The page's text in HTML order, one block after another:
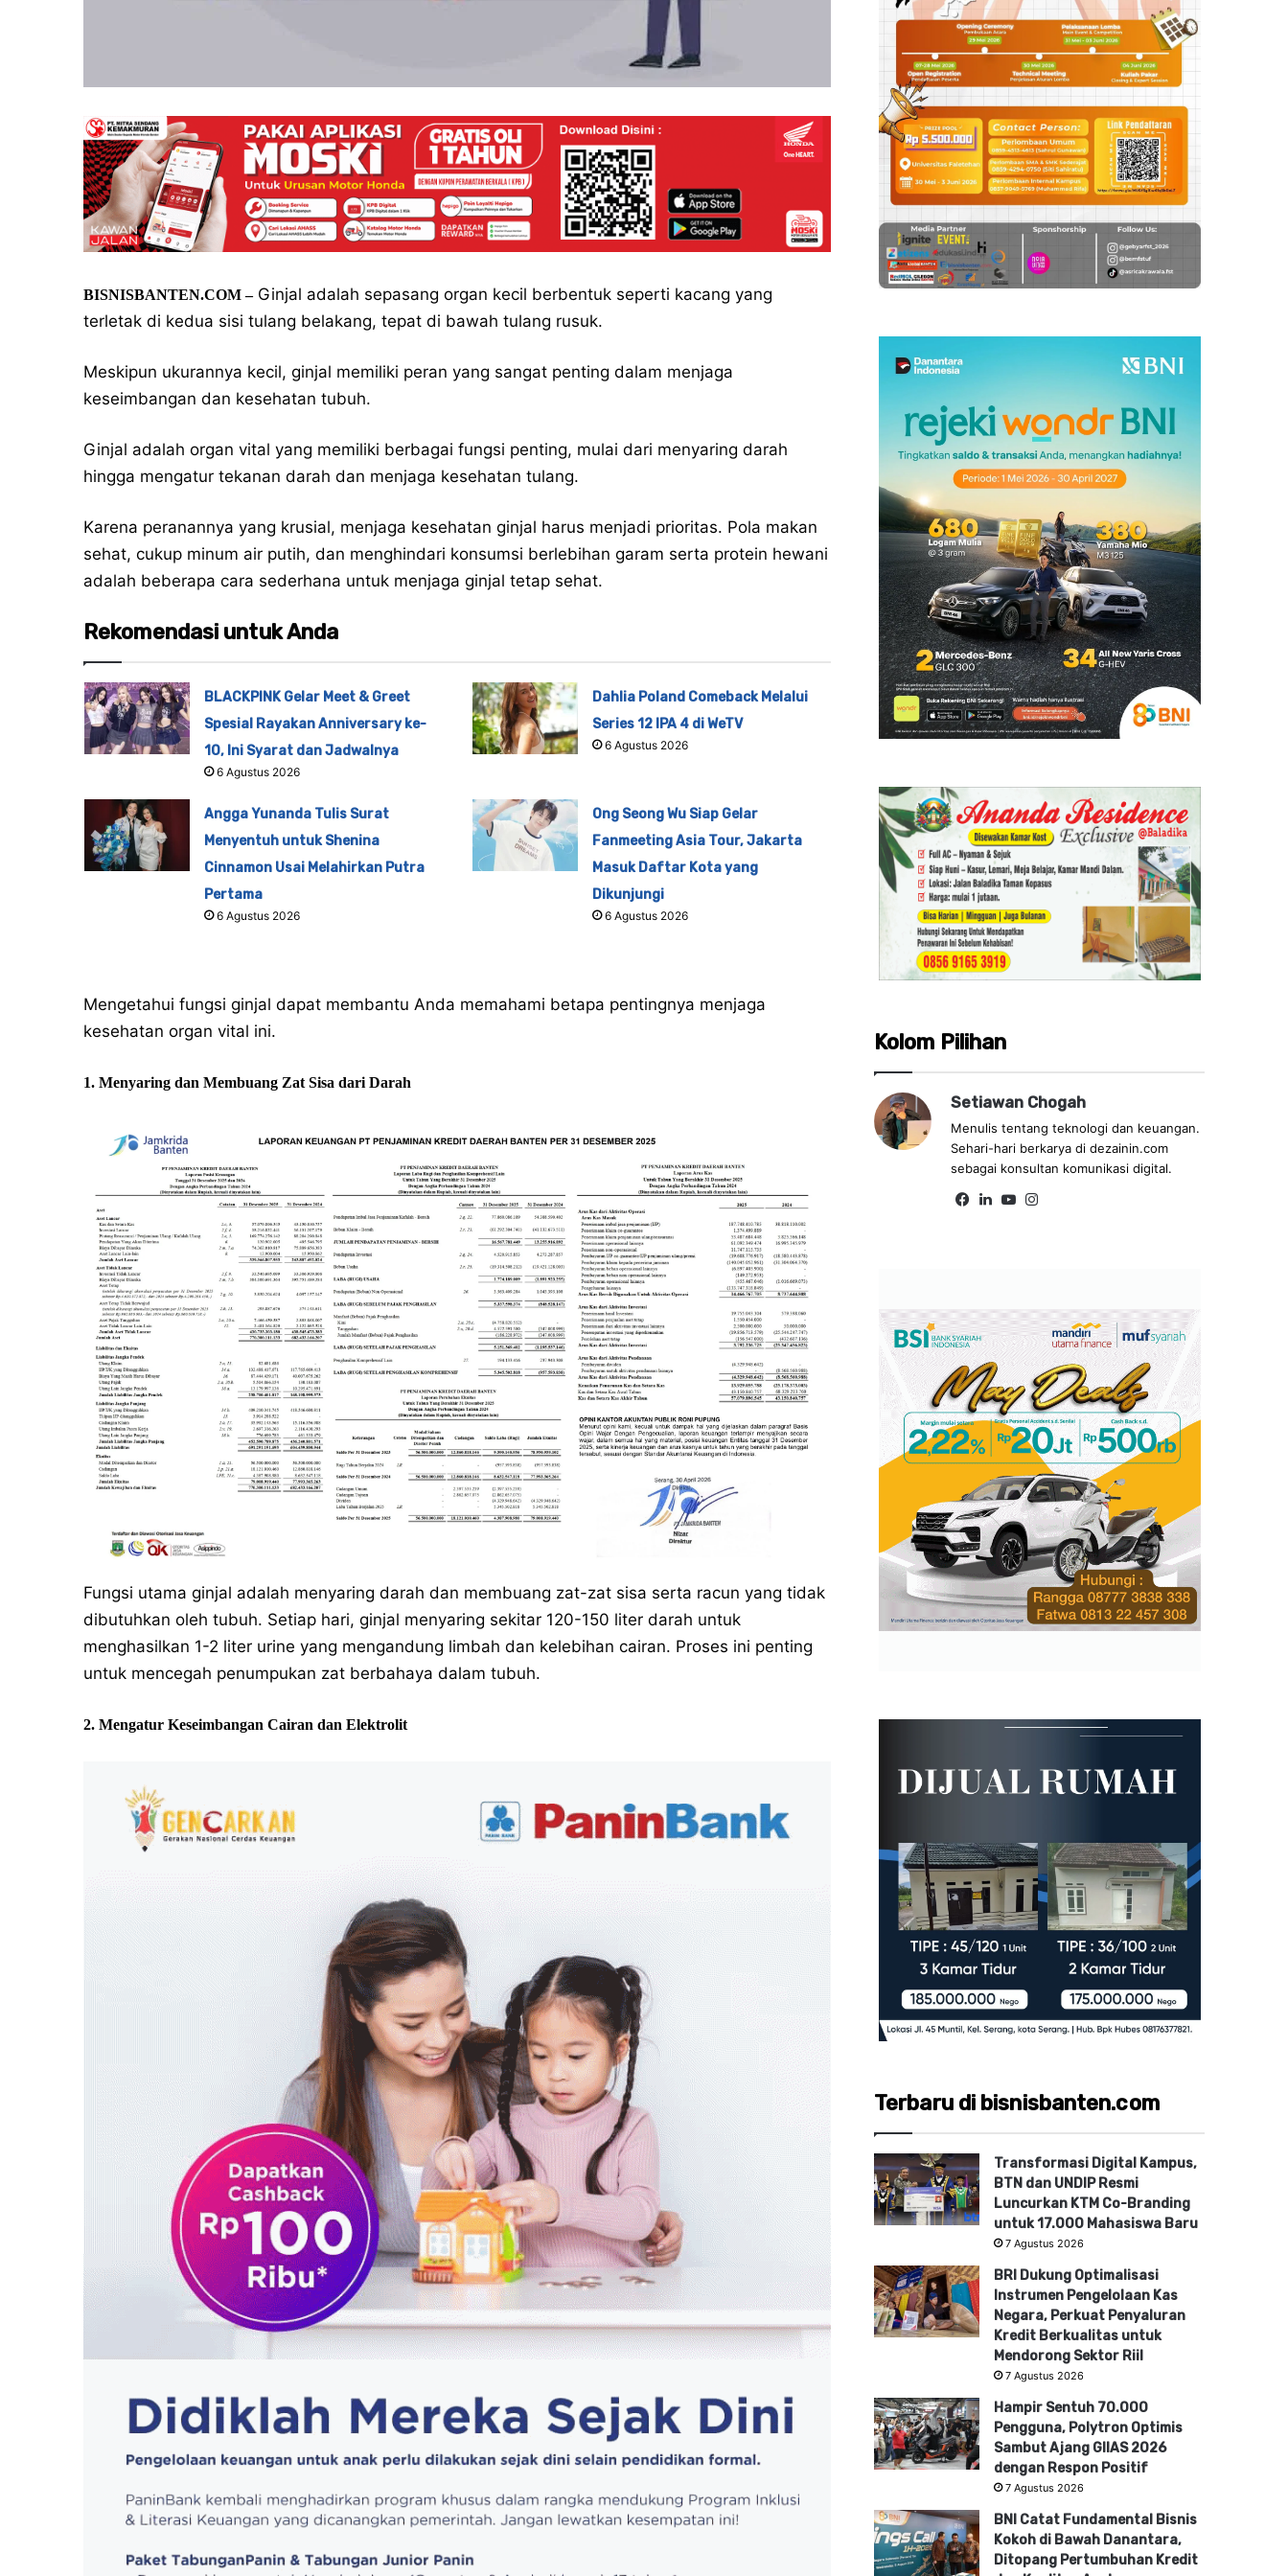
BISNISBANTEN.COM –Ginjal adalah sepasang organ kecil berbentuk seperti kacang yang
terletak di kedua sisi tulang belakang, tepat di bawah tulang rusuk.
Meskipun ukurannya kecil, ginjal memiliki peran yang sangat penting dalam menjaga
keseimbangan dan kesehatan tubuh.
Ginjal adalah organ vital yang memiliki berbagai fungsi penting, mulai dari menyaring darah
hingga mengatur tekanan darah dan menjaga kesehatan tulang.
Karena peranannya yang krusial, menjaga kesehatan ginjal harus menjadi prioritas. Pola makan
sehat, cukup minum air putih, dan menghindari konsumsi berlebihan garam serta protein hewani
adalah beberapa cara sederhana untuk menjaga ginjal tetap sehat.
Rekomendasi untuk Anda
BLACKPINK Gelar Meet & Greet
Spesial Rayakan Anniversary ke-
10, Ini Syarat dan Jadwalnya
6 Agustus 2026
Dahlia Poland Comeback Melalui
Series 12 IPA 4 di WeTV
6 Agustus 2026
Angga Yunanda Tulis Surat
Menyentuh untuk Shenina
Cinnamon Usai Melahirkan Putra
Pertama
6 Agustus 2026
Ong Seong Wu Siap Gelar
Fanmeeting Asia Tour, Jakarta
Masuk Daftar Kota yang
Dikunjungi
6 Agustus 2026
Mengetahui fungsi ginjal dapat membantu Anda memahami betapa pentingnya menjaga
kesehatan organ vital ini.
1. Menyaring dan Membuang Zat Sisa dari Darah
Fungsi utama ginjal adalah menyaring darah dan membuang zat-zat sisa serta racun yang tidak
dibutuhkan oleh tubuh. Setiap hari, ginjal menyaring sekitar 120-150 liter darah untuk
menghasilkan 1-2 liter urine yang mengandung limbah dan kelebihan cairan. Proses ini penting
untuk mencegah penumpukan zat berbahaya dalam tubuh.
2. Mengatur Keseimbangan Cairan dan Elektrolit
Kolom Pilihan
Setiawan Chogah
Menulis tentang teknologi dan keuangan.
Sehari-hari berkarya di dezainin.com
sebagai konsultan komunikasi digital.
Fa Lin Yo
Terbaru di bisnisbanten.com
Transformasi Digital Kampus,
BTN dan UNDIP Resmi
Luncurkan KTM Co-Branding
untuk 17.000 Mahasiswa Baru
7 Agustus 2026
BRI Dukung Optimalisasi
Instrumen Pengelolaan Kas
Negara, Perkuat Penyaluran
Kredit Berkualitas untuk
Mendorong Sektor Riil
7 Agustus 2026
Hampir Sentuh 70.000
Pengguna, Polytron Optimis
Sambut Ajang GIIAS 2026
dengan Respon Positif
7 Agustus 2026
BNI Catat Fundamental Bisnis
Kokoh di Bawah Danantara,
Ditopang Pertumbuhan Kredit